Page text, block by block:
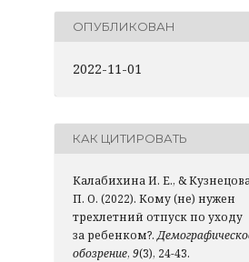
ОПУБЛИКОВАН
2022-11-01
КАК ЦИТИРОВАТЬ
Калабихина И. Е., &
П. О. (2022). Кому (не) нужен
трехлетний отпуск по уходу
за ребенком?.
обозрение, 9(3), 24-43.